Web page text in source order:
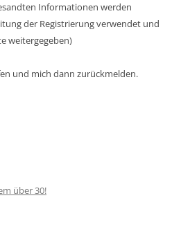
Informationen werden
der Registrierung verwendet und
weitergegeben)
und mich dann zurückmelden.
über 30!